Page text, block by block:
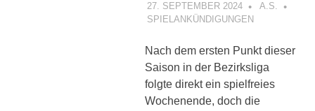
27. SEPTEMBER 2024
A.S.
SPIELANKÜNDIGUNGEN
Nach dem ersten Punkt dieser
Saison in der Bezirksliga
folgte direkt ein spielfreies
Wochenende, doch die